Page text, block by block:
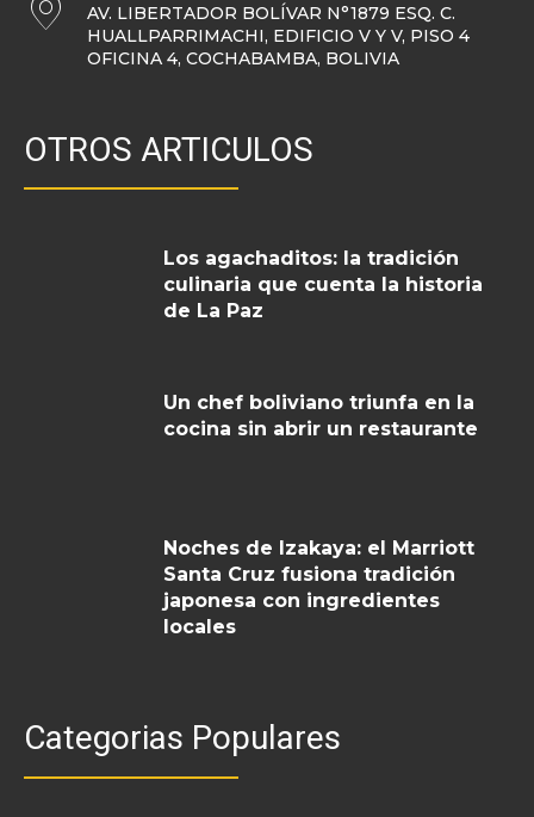
AV. LIBERTADOR BOLÍVAR N°1879 ESQ. C.
HUALLPARRIMACHI, EDIFICIO V Y V, PISO 4
OFICINA 4, COCHABAMBA, BOLIVIA
OTROS ARTICULOS
Los agachaditos: la tradición
culinaria que cuenta la historia
de La Paz
Un chef boliviano triunfa en la
cocina sin abrir un restaurante
Noches de Izakaya: el Marriott
Santa Cruz fusiona tradición
japonesa con ingredientes
locales
Categorias Populares